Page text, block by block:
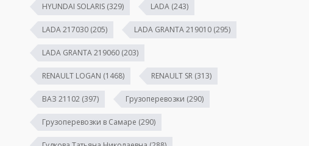
HYUNDAI SOLARIS(329) LADA(243)
LADA 217030(205) LADA GRANTA 219010(295)
LADA GRANTA 219060(203)
RENAULT LOGAN (1468) RENAULT SR(313)
ВАЗ 21102(397) Грузоперевозки (290)
Грузоперевозки в Самаре (290)